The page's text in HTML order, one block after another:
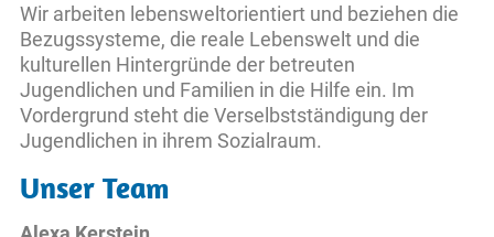
Wir arbeiten lebensweltorientiert und beziehen die
Bezugssysteme, die reale Lebenswelt und die
kulturellen Hintergründe der betreuten
Jugendlichen und Familien in die Hilfe ein. Im
Vordergrund steht die Verselbstständigung der
Jugendlichen in ihrem Sozialraum.
Unser Team